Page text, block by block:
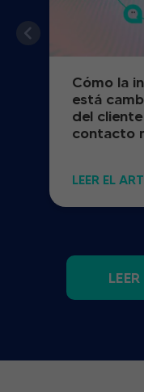
Cómo la
está
del
contacto
LEER EL